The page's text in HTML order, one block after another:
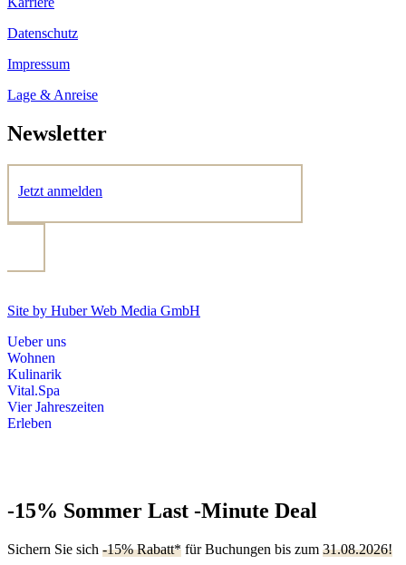
Datenschutz
Impressum
Lage & Anreise
Newsletter
Jetzt anmelden
Site by Huber Web Media GmbH
Ueber uns
Wohnen
Kulinarik
Vital.Spa
Vier Jahreszeiten
Erleben
-15% Sommer Last -Minute Deal
Sichern Sie sich -15% Rabatt* für Buchungen bis zum 31.08.2026!